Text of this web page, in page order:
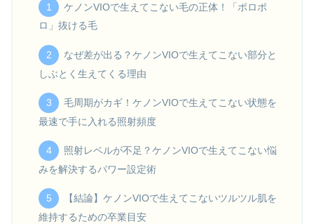
ケノンVIOで生えてこない毛の正体！「ポロポ
ロ」抜ける毛
なぜ差が出る？ケノンVIOで生えてこない部分と
しぶとく生えてくる理由
毛周期がカギ！ケノンVIOで生えてこない状態を
最速で手に入れる照射頻度
照射レベルが不足？ケノンVIOで生えてこない悩
みを解決するパワー設定術
【結論】ケノンVIOで生えてこないツルツル肌を
維持するための卒業目安